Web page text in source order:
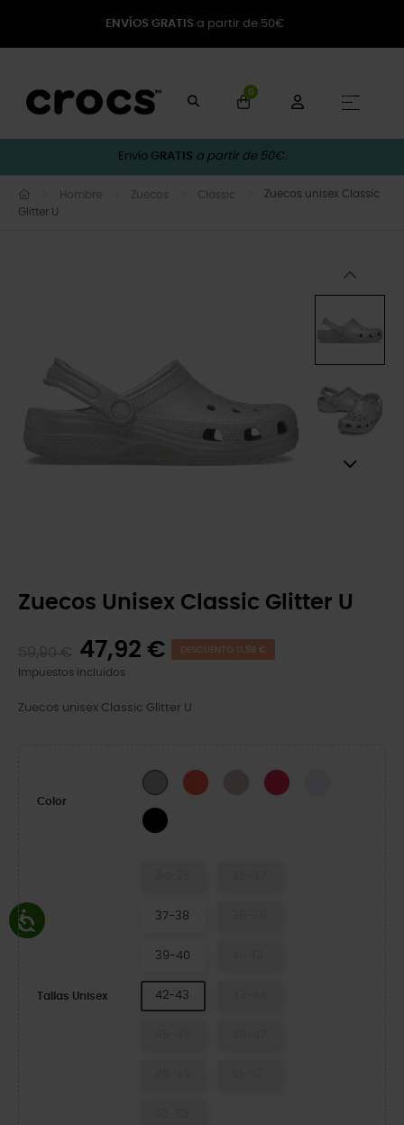
ENVÍOS GRATIS a partir de 50€
0
☰
Envío GRATIS a partir de 50€.
Hombre Zuecos Classic
Zuecos unisex Classic
Glitter U
Zuecos Unisex Classic Glitter U
47,92 € DESCUENTO 11,98 €
Impuestos incluidos
Zuecos unisex Classic Glitter U
Color
Silver GlitterCherry RedQuartz GlitterDigital Raspberry GL
Black Glitter
Tallas Unisex
37-38
39-40
42-43